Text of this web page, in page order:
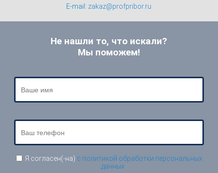
E-mail: zakaz@profpribor.ru
Не нашли то, что искали?
Мы поможем!
Я согласен(-на) с политикой обработки персональных
данных